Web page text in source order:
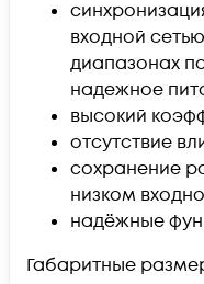
входной
диапазонах
надежное
высокий
отсутствие
сохранение
низком
надёжные
Габаритные